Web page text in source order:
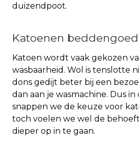
duizendpoot.
Katoenen beddengoed
Katoen wordt vaak gekozen
wasbaarheid. Wol is tenslotte
dons gedijt beter bij een
dan aan je wasmachine. Dus
snappen we de keuze voor
toch voelen we wel de
dieper op in te gaan.